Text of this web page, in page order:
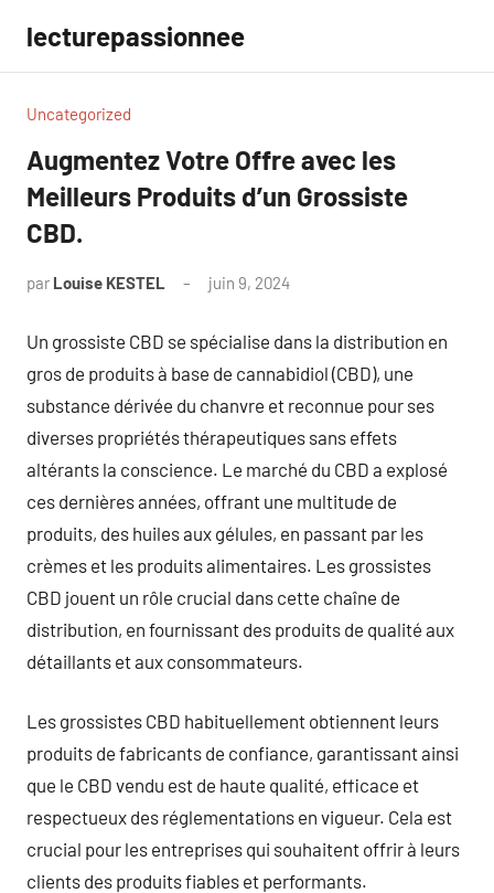
contenu
lecturepassionnee
Uncategorized
Augmentez Votre Offre avec les
Meilleurs Produits d’un Grossiste
CBD.
par Louise KESTEL juin 9, 2024
Un grossiste CBD se spécialise dans la distribution en
gros de produits à base de cannabidiol (CBD), une
substance dérivée du chanvre et reconnue pour ses
diverses propriétés thérapeutiques sans effets
altérants la conscience. Le marché du CBD a explosé
ces dernières années, offrant une multitude de
produits, des huiles aux gélules, en passant par les
crèmes et les produits alimentaires. Les grossistes
CBD jouent un rôle crucial dans cette chaîne de
distribution, en fournissant des produits de qualité aux
détaillants et aux consommateurs.
Les grossistes CBD habituellement obtiennent leurs
produits de fabricants de confiance, garantissant ainsi
que le CBD vendu est de haute qualité, efficace et
respectueux des réglementations en vigueur. Cela est
crucial pour les entreprises qui souhaitent offrir à leurs
clients des produits fiables et performants.